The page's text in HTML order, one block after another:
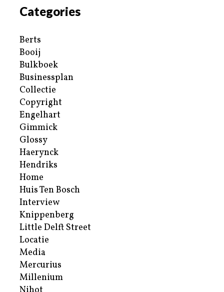
Categories
Berts
Booij
Bulkboek
Businessplan
Collectie
Copyright
Engelhart
Gimmick
Glossy
Haerynck
Hendriks
Home
Huis Ten Bosch
Interview
Knippenberg
Little Delft Street
Locatie
Media
Mercurius
Millenium